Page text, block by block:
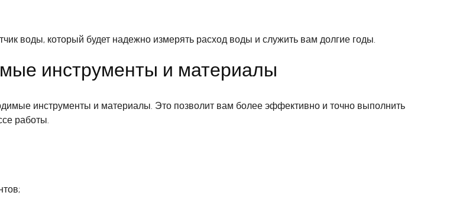
воды, который будет надежно измерять расход воды и служить вам долгие годы.
инструменты и материалы
инструменты и материалы. Это позволит вам более эффективно и точно выполнить
работы.